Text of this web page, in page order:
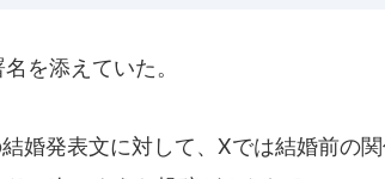
を添えていた。
婚発表文に対して、Xでは結婚前の